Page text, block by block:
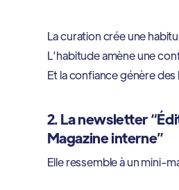
La curation crée une
L’habitude amène une
Et la confiance génère des
2. La newsletter
Magazine interne”
Elle ressemble à un mini-